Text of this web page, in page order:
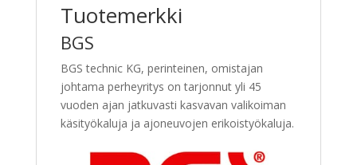
Tuotemerkki
BGS
BGS technic KG, perinteinen, omistajan
johtama perheyritys on tarjonnut yli 45
vuoden ajan jatkuvasti kasvavan valikoiman
käsityökaluja ja ajoneuvojen erikoistyökaluja.